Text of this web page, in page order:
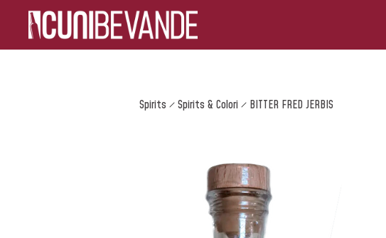
Spirits Spirits & Colori BITTER FRED JERBIS